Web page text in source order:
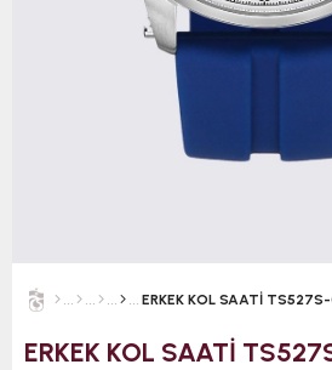
ERKEK KOL SAATİ
ERKEK KOL SAATİ